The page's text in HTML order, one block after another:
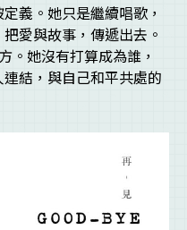
義。她只是繼續唱歌，
愛與故事，傳遞出去。
。她沒有打算成為誰，
結，與自己和平共處的